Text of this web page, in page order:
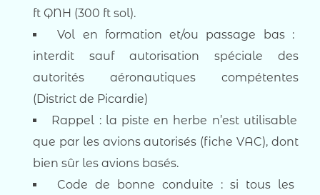
ft QNH (300 ft sol).
Vol en formation et/ou passage bas :
interdit sauf autorisation spéciale des
autorités aéronautiques compétentes
(District de Picardie)
Rappel : la piste en herbe n’est utilisable
que par les avions autorisés (fiche VAC), dont
bien sûr les avions basés.
Code de bonne conduite : si tous les